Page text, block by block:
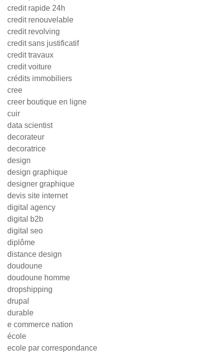
credit rapide 24h
credit renouvelable
credit revolving
credit sans justificatif
credit travaux
credit voiture
crédits immobiliers
cree
creer boutique en ligne
cuir
data scientist
decorateur
decoratrice
design
design graphique
designer graphique
devis site internet
digital agency
digital b2b
digital seo
diplôme
distance design
doudoune
doudoune homme
dropshipping
drupal
durable
e commerce nation
école
ecole par correspondance